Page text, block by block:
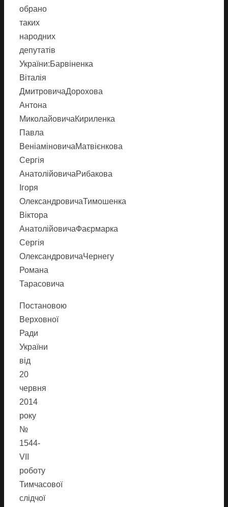
обрано
таких
народних
депутатів
України:Барвіненка
Віталія
ДмитровичаДорохова
Антона
МиколайовичаКириленка
Павла
ВеніаміновичаМатвієнкова
Сергія
АнатолійовичаРибакова
Ігоря
ОлександровичаТимошенка
Віктора
АнатолійовичаФаєрмарка
Сергія
ОлександровичаЧернегу
Романа
Тарасовича
Постановою
Верховної
Ради
України
від
20
червня
2014
року
№
1544-
VII
роботу
Тимчасової
слідчої